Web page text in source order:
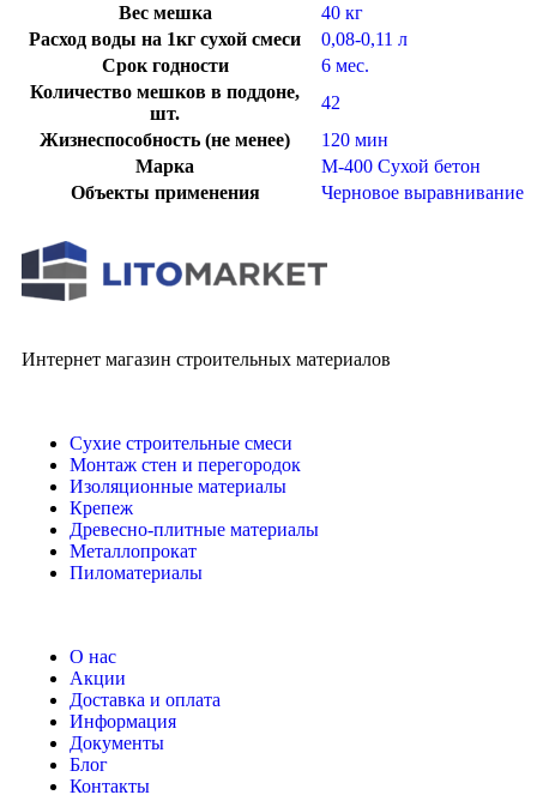
Вес мешка
40 кг
Расход воды на 1кг сухой смеси
0,08-0,11 л
Срок годности
6 мес.
Количество мешков в поддоне,
шт.
42
Жизнеспособность (не менее)
120 мин
Марка
М-400 Сухой бетон
Объекты применения
Черновое выравнивание
Интернет магазин строительных материалов
Сухие строительные смеси
Монтаж стен и перегородок
Изоляционные материалы
Крепеж
Древесно-плитные материалы
Металлопрокат
Пиломатериалы
О нас
Акции
Доставка и оплата
Информация
Документы
Блог
Контакты